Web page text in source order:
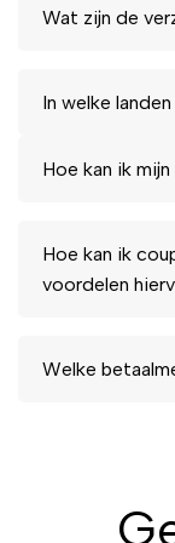
Wat zijn de
In welke
Hoe kan ik
Hoe kan ik
voordelen
Welke